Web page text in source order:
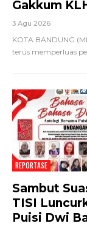
Gakkum
3 Agu 2026
KOTA BANDUNG
terus memperluas
REPORTASE
Sambut
TISI
Puisi Dwi